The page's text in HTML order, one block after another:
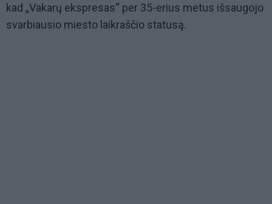
kad „Vakarų ekspresas“ per 35-erius metus išsaugojo
svarbiausio miesto laikraščio statusą.